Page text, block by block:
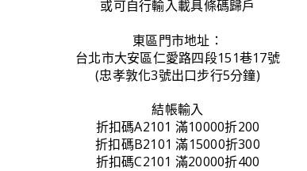
或可自行輸入載具條碼歸戶
東區門市地址：
台北市大安區仁愛路四段151巷17號
(忠孝敦化3號出口步行5分鐘)
結帳輸入
折扣碼A2101 滿10000折200
折扣碼B2101 滿15000折300
折扣碼C2101 滿20000折400